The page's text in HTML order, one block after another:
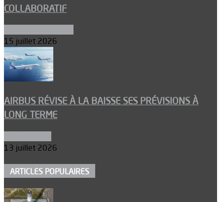
COLLABORATIF
15 juillet 2026
AIRBUS RÉVISE À LA BAISSE SES PRÉVISIONS À
LONG TERME
13 juillet 2026
ARTICLES POPULAIRES